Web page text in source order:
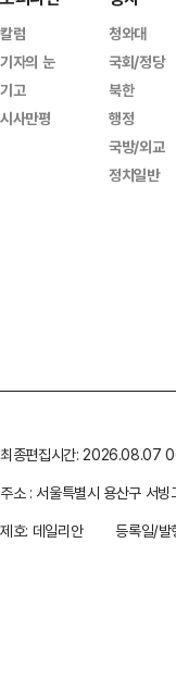
칼럼
기자의 눈
기고
시사만평
청와대
국회/정당
북한
행정
국방/외교
정치일반
최종편집시간: 2026.08.07
주소 : 서울특별시 용산구 서
제호: 데일리안
등록일/